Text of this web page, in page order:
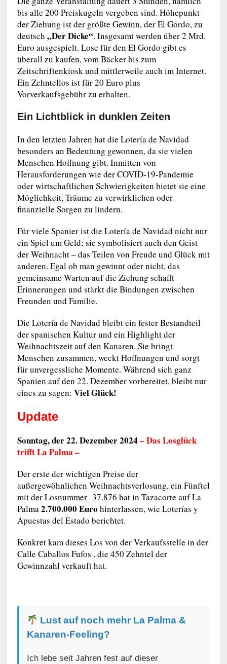
bis alle 200 Preiskugeln vergeben sind. Höhepunkt
der Ziehung ist der größte Gewinn, der El Gordo, zu
deutsch „Der Dicke“. Insgesamt werden über 2 Mrd.
Euro ausgespielt. Lose für den El Gordo gibt es
überall zu kaufen, vom Bäcker bis zum
Zeitschriftenkiosk und mittlerweile auch im Internet.
Ein Zehntellos ist für 20 Euro plus
Vorverkaufsgebühr zu erhalten.
Ein Lichtblick in dunklen Zeiten
In den letzten Jahren hat die Lotería de Navidad
besonders an Bedeutung gewonnen, da sie vielen
Menschen Hoffnung gibt. Inmitten von
Herausforderungen wie der COVID-19-Pandemie
oder wirtschaftlichen Schwierigkeiten bietet sie eine
Möglichkeit, Träume zu verwirklichen oder
finanzielle Sorgen zu lindern.
Für viele Spanier ist die Lotería de Navidad nicht nur
ein Spiel um Geld; sie symbolisiert auch den Geist
der Weihnacht – das Teilen von Freude und Glück mit
anderen. Egal ob man gewinnt oder nicht, das
gemeinsame Warten auf die Ziehung schafft
Erinnerungen und stärkt die Bindungen zwischen
Freunden und Familie.
Die Lotería de Navidad bleibt ein fester Bestandteil
der spanischen Kultur und ein Highlight der
Weihnachtszeit auf den Kanaren. Sie bringt
Menschen zusammen, weckt Hoffnungen und sorgt
für unvergessliche Momente. Während sich ganz
Spanien auf den 22. Dezember vorbereitet, bleibt nur
eines zu sagen: Viel Glück!
Update
Sonntag, der 22. Dezember 2024 – Das Losglück
trifft La Palma –
Der erste der wichtigen Preise der
außergewöhnlichen Weihnachtsverlosung, ein Fünftel
mit der Losnummer 37.876 hat in Tazacorte auf La
Palma2.700.000 Euro hinterlassen, wie Loterías y
Apuestas del Estado berichtet.
Konkret kam dieses Los von der Verkaufsstelle in der
Calle Caballos Fufos , die 450 Zehntel der
Gewinnzahl verkauft hat.
Lust auf noch mehr La Palma &
Kanaren-Feeling?
Ich lebe seit Jahren fest auf dieser